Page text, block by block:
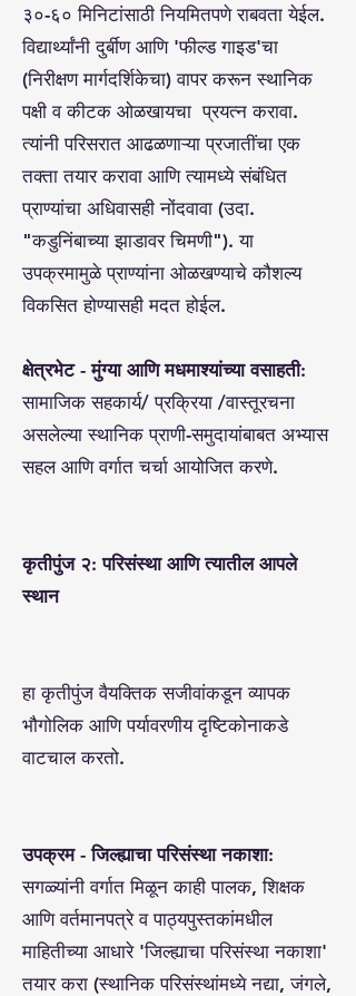
३०-६० मिनिटांसाठी नियमितपणे राबवता येईल.
विद्यार्थ्यांनी दुर्बीण आणि 'फील्ड गाइड'चा
(निरीक्षण मार्गदर्शिकेचा) वापर करून स्थानिक
पक्षी व कीटक ओळखायचा प्रयत्न करावा.
त्यांनी परिसरात आढळणाऱ्या प्रजातींचा एक
तक्ता तयार करावा आणि त्यामध्ये संबंधित
प्राण्यांचा अधिवासही नोंदवावा (उदा.
"कडुनिंबाच्या झाडावर चिमणी"). या
उपक्रमामुळे प्राण्यांना ओळखण्याचे कौशल्य
विकसित होण्यासही मदत होईल.
क्षेत्रभेट - मुंग्या आणि मधमाश्यांच्या वसाहती:
सामाजिक सहकार्य/ प्रक्रिया /वास्तूरचना
असलेल्या स्थानिक प्राणी-समुदायांबाबत अभ्यास
सहल आणि वर्गात चर्चा आयोजित करणे.
कृतीपुंज २: परिसंस्था आणि त्यातील आपले
स्थान
हा कृतीपुंज वैयक्तिक सजीवांकडून व्यापक
भौगोलिक आणि पर्यावरणीय दृष्टिकोनाकडे
वाटचाल करतो.
उपक्रम - जिल्ह्याचा परिसंस्था नकाशा​:
सगळ्यांनी वर्गात मिळून काही पालक, शिक्षक
आणि वर्तमानपत्रे व पाठ्यपुस्तकांमधील
माहितीच्या आधारे 'जिल्ह्याचा परिसंस्था नकाशा'
तयार करा (स्थानिक परिसंस्थांमध्ये नद्या, जंगले,